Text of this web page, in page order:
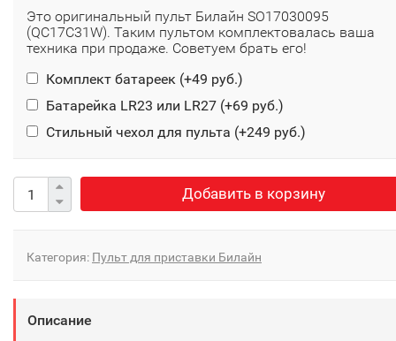
Это оригинальный пульт Билайн SO17030095
(QC17C31W). Таким пультом комплектовалась ваша
техника при продаже. Советуем брать его!
Комплект батареек (+49 руб.)
Батарейка LR23 или LR27 (+69 руб.)
Стильный чехол для пульта (+249 руб.)
Добавить в корзину
Категория: Пульт для приставки Билайн
Описание